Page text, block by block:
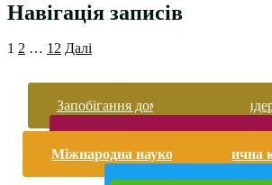
Навігація записів
1 2 … 12 Далі
Запобігання домашньому та
Міжнародна науково-практична